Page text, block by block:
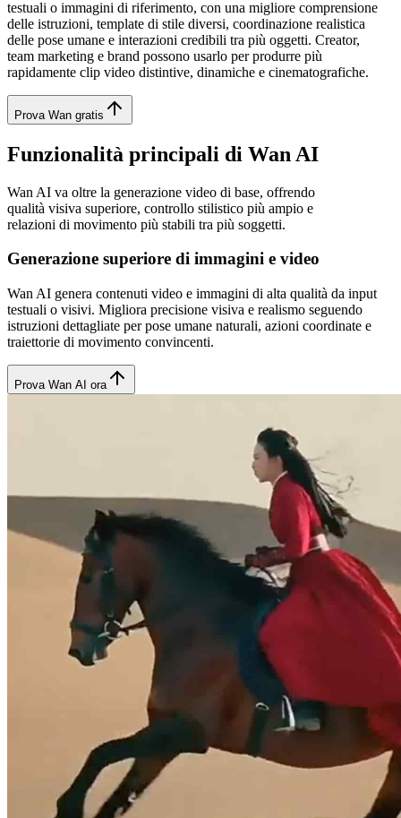
testuali o immagini di riferimento, con una migliore comprensione
delle istruzioni, template di stile diversi, coordinazione realistica
delle pose umane e interazioni credibili tra più oggetti. Creator,
team marketing e brand possono usarlo per produrre più
rapidamente clip video distintive, dinamiche e cinematografiche.
Prova Wan gratis
Funzionalità principali di Wan AI
Wan AI va oltre la generazione video di base, offrendo
qualità visiva superiore, controllo stilistico più ampio e
relazioni di movimento più stabili tra più soggetti.
Generazione superiore di immagini e video
Wan AI genera contenuti video e immagini di alta qualità da input
testuali o visivi. Migliora precisione visiva e realismo seguendo
istruzioni dettagliate per pose umane naturali, azioni coordinate e
traiettorie di movimento convincenti.
Prova Wan AI ora